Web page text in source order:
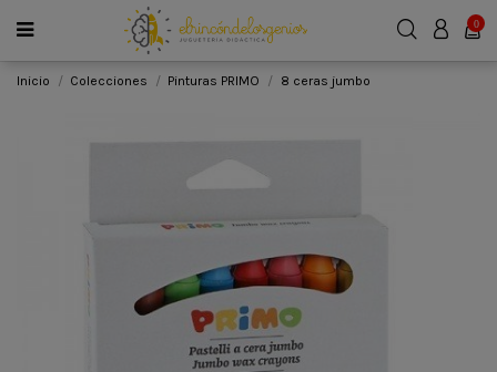
0
Inicio Colecciones Pinturas PRIMO 8 ceras jumbo